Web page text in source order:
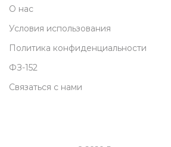
О нас
Условия использования
Политика конфиденциальности
ФЗ-152
Связаться с нами